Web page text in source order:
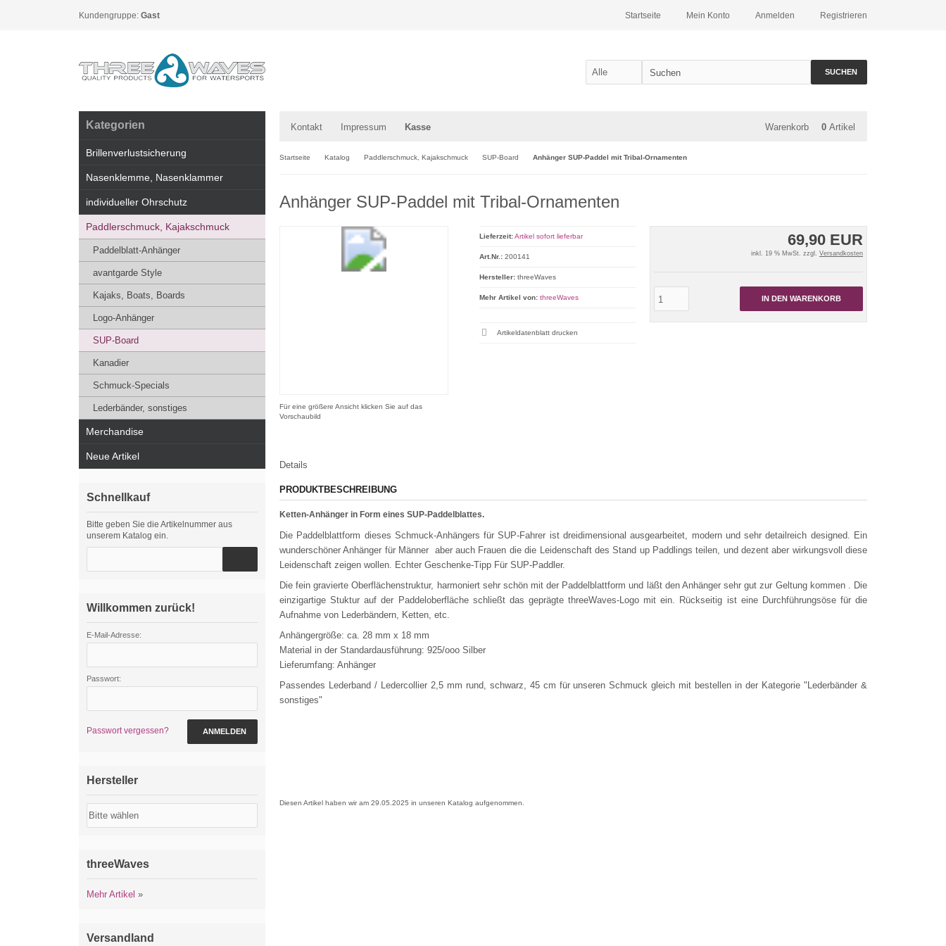
Kundengruppe: Gast Registrieren
Anmelden
Mein Konto
Startseite
SUCHEN
Kontakt Impressum Kasse Warenkorb 0 Artikel
Startseite Katalog Paddlerschmuck, Kajakschmuck SUP-Board Anhänger SUP-Paddel mit Tribal-Ornamenten
Anhänger SUP-Paddel mit Tribal-Ornamenten
Für eine größere Ansicht klicken Sie auf das
Vorschaubild
69,90 EUR
inkl. 19 % MwSt. zzgl. Versandkosten
IN DEN WARENKORB
Lieferzeit:Artikel sofort lieferbar
Art.Nr.: 200141
Hersteller: threeWaves
Mehr Artikel von: threeWaves
Artikeldatenblatt drucken
Details
PRODUKTBESCHREIBUNG
Ketten-Anhänger in Form eines SUP-Paddelblattes.
Die Paddelblattform dieses Schmuck-Anhängers für SUP-Fahrer ist dreidimensional ausgearbeitet, modern und sehr detailreich designed. Ein
wunderschöner Anhänger für Männer aber auch Frauen die die Leidenschaft des Stand up Paddlings teilen, und dezent aber wirkungsvoll diese
Leidenschaft zeigen wollen. Echter Geschenke-Tipp Für SUP-Paddler.
Die fein gravierte Oberflächenstruktur, harmoniert sehr schön mit der Paddelblattform und läßt den Anhänger sehr gut zur Geltung kommen . Die
einzigartige Stuktur auf der Paddeloberfläche schließt das geprägte threeWaves-Logo mit ein. Rückseitig ist eine Durchführungsöse für die
Aufnahme von Lederbändern, Ketten, etc.
Anhängergröße: ca. 28 mm x 18 mm
Material in der Standardausführung: 925/ooo Silber
Lieferumfang: Anhänger
Passendes Lederband / Ledercollier 2,5 mm rund, schwarz, 45 cm für unseren Schmuck gleich mit bestellen in der Kategorie "Lederbänder &
sonstiges"
Diesen Artikel haben wir am 29.05.2025 in unseren Katalog aufgenommen.
Kategorien
Brillenverlustsicherung
Nasenklemme, Nasenklammer
individueller Ohrschutz
Paddlerschmuck, Kajakschmuck
Paddelblatt-Anhänger
avantgarde Style
Kajaks, Boats, Boards
Logo-Anhänger
SUP-Board
Kanadier
Schmuck-Specials
Lederbänder, sonstiges
Merchandise
Neue Artikel
Schnellkauf
Bitte geben Sie die Artikelnummer aus
unserem Katalog ein.
Willkommen zurück!
E-Mail-Adresse:
Passwort:
Passwort vergessen? ANMELDEN
Hersteller
threeWaves
Mehr Artikel »
Versandland